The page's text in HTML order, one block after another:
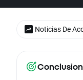
Noticias De